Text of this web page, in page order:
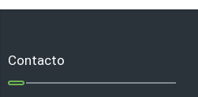
Contacto